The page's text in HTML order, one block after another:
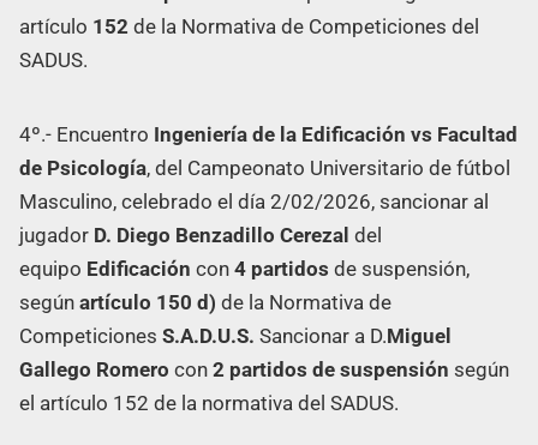
artículo 152 de la Normativa de Competiciones del
SADUS.
4º.- Encuentro Ingeniería de la Edificación vs Facultad
de Psicología, del Campeonato Universitario de fútbol
Masculino, celebrado el día 2/02/2026, sancionar al
jugador D. Diego Benzadillo Cerezal del
equipo Edificación con 4 partidos de suspensión,
según artículo 150 d) de la Normativa de
Competiciones S.A.D.U.S. Sancionar a D.Miguel
Gallego Romero con 2 partidos de suspensión según
el artículo 152 de la normativa del SADUS.